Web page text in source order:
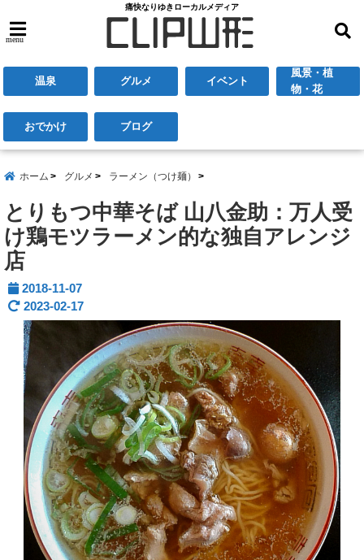
痛快なりゆきローカルメディア
menu
温泉 グルメ イベント
風景・植
物・花
おでかけ ブログ
ホーム グルメ ラーメン（つけ麺）
とりもつ中華そば 山八金助：万人受
け鶏モツラーメン的な独自アレンジ
店
2018-11-07
2023-02-17